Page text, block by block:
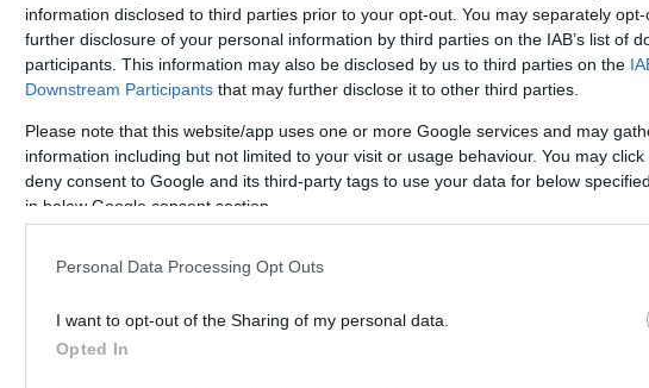
information disclosed to third parties prior to your opt-out. You may separately
further disclosure of your personal information by third parties on the IAB’s list of
participants. This information may also be disclosed by us to third parties on the
Downstream Participants that may further disclose it to other third parties.
Please note that this website/app uses one or more Google services and may
information including but not limited to your visit or usage behaviour. You may
deny consent to Google and its third-party tags to use your data for below
in below Google consent section.
Personal Data Processing Opt Outs
I want to opt-out of the Sharing of my personal data.
Opted In
Βουλή Αλέξης Τσίπρας Στέφανος Κασσελάκης